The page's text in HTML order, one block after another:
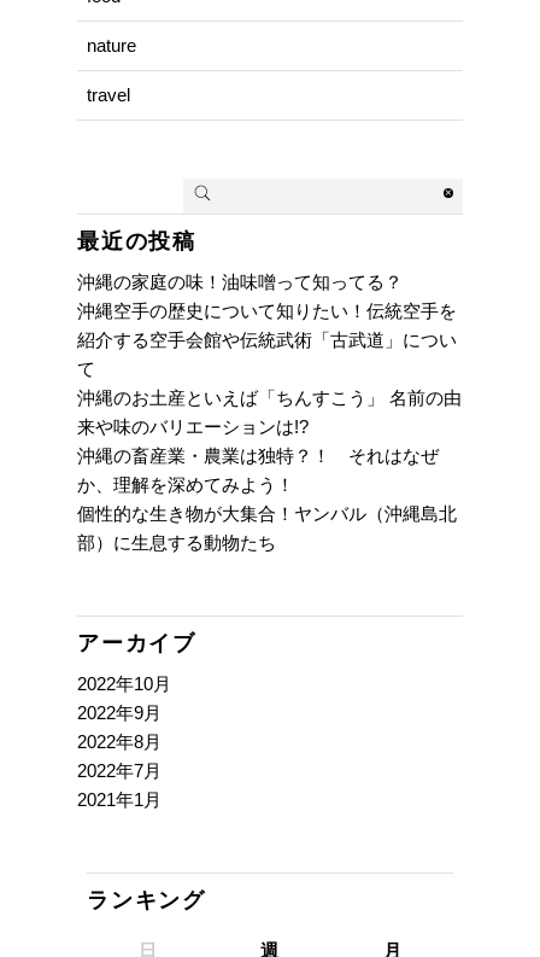
nature
travel
最近の投稿
沖縄の家庭の味！油味噌って知ってる？
沖縄空手の歴史について知りたい！伝統空手を
紹介する空手会館や伝統武術「古武道」につい
て
沖縄のお土産といえば「ちんすこう」 名前の由
来や味のバリエーションは!?
沖縄の畜産業・農業は独特？！ それはなぜ
か、理解を深めてみよう！
個性的な生き物が大集合！ヤンバル（沖縄島北
部）に生息する動物たち
アーカイブ
2022年10月
2022年9月
2022年8月
2022年7月
2021年1月
ランキング
日 週 月